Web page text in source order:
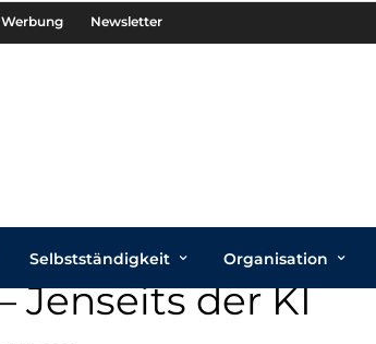
Werbung Newsletter
Selbstständigkeit Organisation
Jenseits der KI